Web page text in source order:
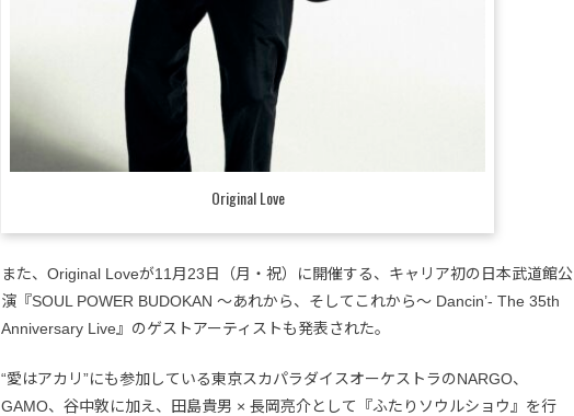
Original Love
また、Original Loveが11月23日（月・祝）に開催する、キャリア初の日本武道館公
演『SOUL POWER BUDOKAN 〜あれから、そしてこれから〜 Dancin’- The 35th
Anniversary Live』のゲストアーティストも発表された。
“愛はアカリ”にも参加している東京スカパラダイスオーケストラのNARGO、
GAMO、谷中敦に加え、田島貴男 × 長岡亮介として『ふたりソウルショウ』を行